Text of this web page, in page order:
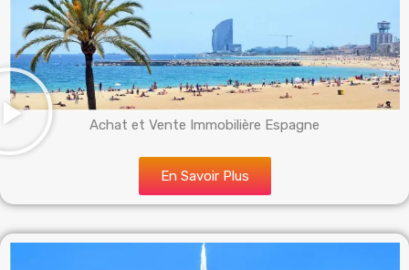
Achat et Vente Immobilière Espagne
En Savoir Plus